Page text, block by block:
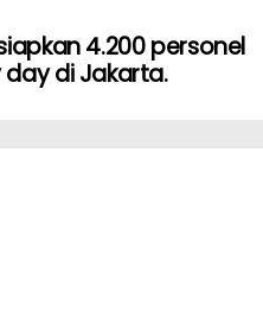
4.200 personel
day di Jakarta.